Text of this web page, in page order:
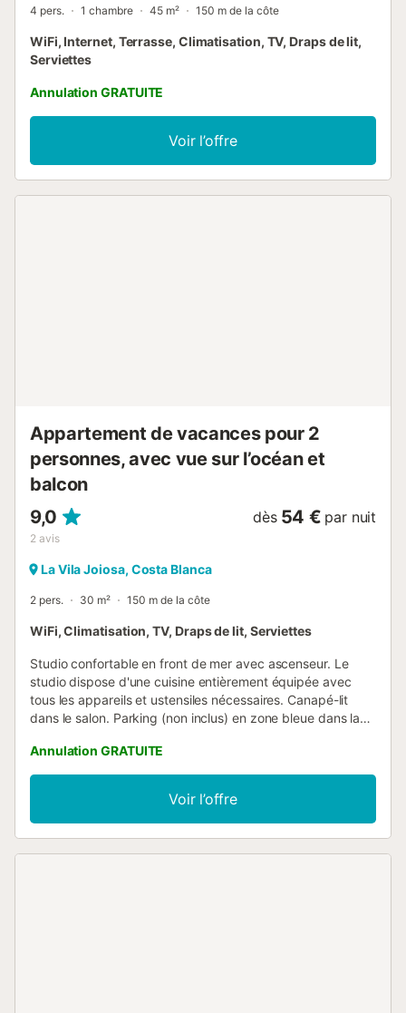
4 pers. 1 chambre 45 m² 150 m de la côte
WiFi, Internet, Terrasse, Climatisation, TV, Draps de lit,
Serviettes
Annulation GRATUITE
Voir l’offre
Appartement de vacances pour 2
personnes, avec vue sur l’océan et
balcon
9,0
2 avis
dès 54 € par nuit
La Vila Joiosa, Costa Blanca
2 pers. 30 m² 150 m de la côte
WiFi, Climatisation, TV, Draps de lit, Serviettes
Studio confortable en front de mer avec ascenseur. Le
studio dispose d'une cuisine entièrement équipée avec
tous les appareils et ustensiles nécessaires. Canapé-lit
dans le salon. Parking (non inclus) en zone bleue dans la
Annulation GRATUITE
Voir l’offre